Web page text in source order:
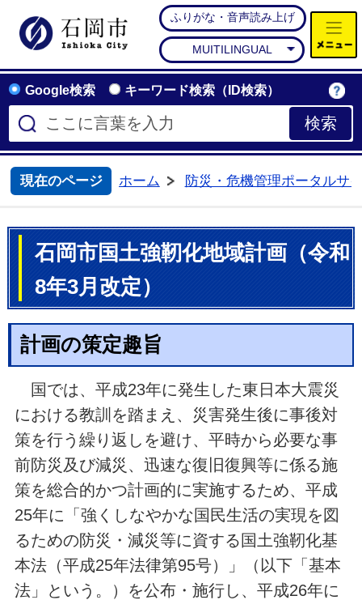
石岡市公式ホームページ
ふりがな・音声読み上げ
MUITILINGUAL
Google検索 キーワード検索（ID検索）
現在のページ
ホーム
防災・危機管理ポータルサ
石岡市国土強靭化地域計画（令和
8年3月改定）
計画の策定趣旨
国では、平成23年に発生した東日本大震災
における教訓を踏まえ、災害発生後に事後対
策を行う繰り返しを避け、平時から必要な事
前防災及び減災、迅速な復旧復興等に係る施
策を総合的かつ計画的に実施するため、平成
25年に「強くしなやかな国民生活の実現を図
るための防災・減災等に資する国土強靭化基
本法（平成25年法律第95号）」（以下「基本
法」という。）を公布・施行し、平成26年に